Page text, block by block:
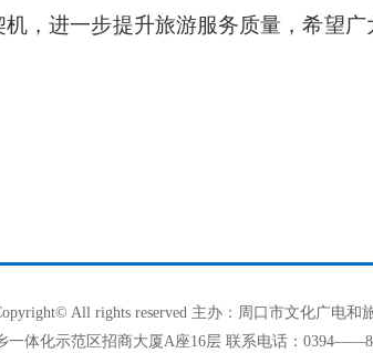
，进一步提升旅游服务质量，希望
All rights reserved 主办：周口市文化广电和
一体化示范区招商大厦A座16层 联系电话：